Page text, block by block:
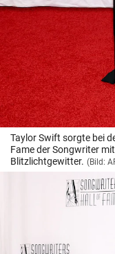
Taylor Swift sorgte bei
Fame der Songwriter
Blitzlichtgewitter. (Bild: